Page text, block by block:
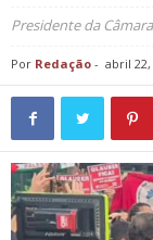
Presidente da
Por Redação - abril 22,